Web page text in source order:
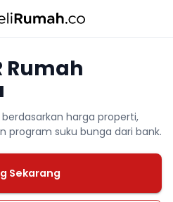
Rumah
harga properti,
program suku bunga dari bank.
Sekarang